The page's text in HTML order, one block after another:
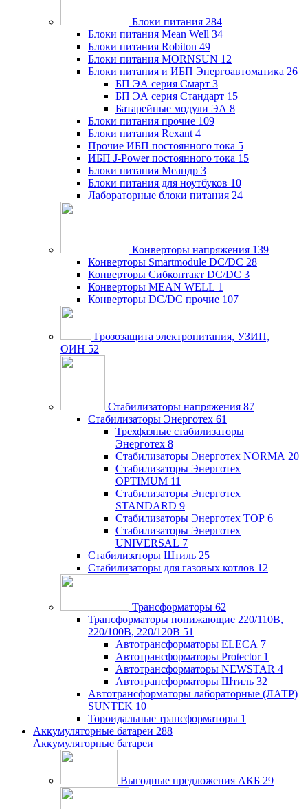
Блоки питания 284
Блоки питания Mean Well 34
Блоки питания Robiton 49
Блоки питания MORNSUN 12
Блоки питания и ИБП Энергоавтоматика 26
БП ЭА серия Смарт 3
БП ЭА серия Стандарт 15
Батарейные модули ЭА 8
Блоки питания прочие 109
Блоки питания Rexant 4
Прочие ИБП постоянного тока 5
ИБП J-Power постоянного тока 15
Блоки питания Меандр 3
Блоки питания для ноутбуков 10
Лабораторные блоки питания 24
Конверторы напряжения 139
Конверторы Smartmodule DC/DC 28
Конверторы Сибконтакт DC/DC 3
Конверторы MEAN WELL 1
Конверторы DC/DC прочие 107
Грозозащита электропитания, УЗИП,
ОИН 52
Стабилизаторы напряжения 87
Стабилизаторы Энерготех 61
Трехфазные стабилизаторы
Энерготех 8
Стабилизаторы Энерготех NORMA 20
Стабилизаторы Энерготех
OPTIMUM 11
Стабилизаторы Энерготех
STANDARD 9
Стабилизаторы Энерготех TOP 6
Стабилизаторы Энерготех
UNIVERSAL 7
Стабилизаторы Штиль 25
Стабилизаторы для газовых котлов 12
Трансформаторы 62
Трансформаторы понижающие 220/110В,
220/100В, 220/120В 51
Автотрансформаторы ELECA 7
Автотрансформаторы Protector 1
Автотрансформаторы NEWSTAR 4
Автотрансформаторы Штиль 32
Автотрансформаторы лабораторные (ЛАТР)
SUNTEK 10
Тороидальные трансформаторы 1
Аккумуляторные батареи 288
Аккумуляторные батареи
Выгодные предложения АКБ 29